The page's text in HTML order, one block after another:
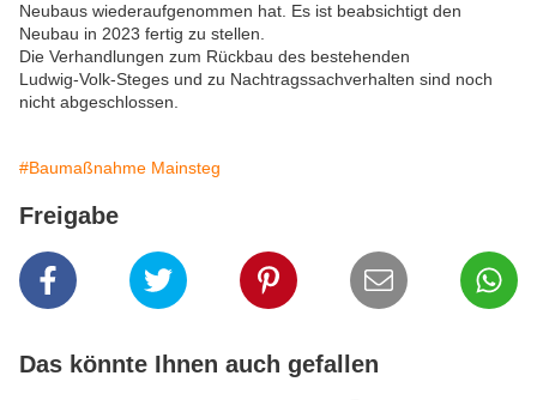
Neubaus wiederaufgenommen hat. Es ist beabsichtigt den
Neubau in 2023 fertig zu stellen.
Die Verhandlungen zum Rückbau des bestehenden
Ludwig-Volk-Steges und zu Nachtragssachverhalten sind noch
nicht abgeschlossen.
#Baumaßnahme Mainsteg
Freigabe
Das könnte Ihnen auch gefallen